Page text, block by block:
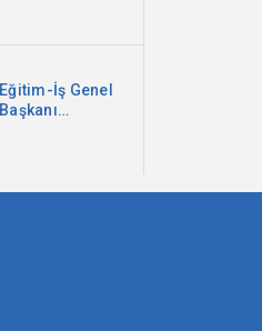
Eğitim-İş Genel
Başkanı